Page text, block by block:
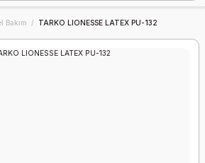
Bakım TARKO LIONESSE LATEX PU-132